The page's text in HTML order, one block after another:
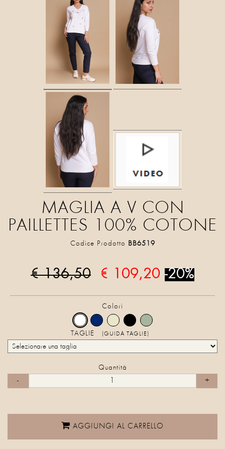
MAGLIA A V CON
PAILLETTES 100% COTONE
Codice Prodotto BB6519
€ 136,50 € 109,20 -20%
Colori
TAGLIE (GUIDA TAGLIE)
Quantità
AGGIUNGI AL CARRELLO